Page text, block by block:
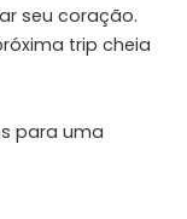
seu coração.
trip cheia